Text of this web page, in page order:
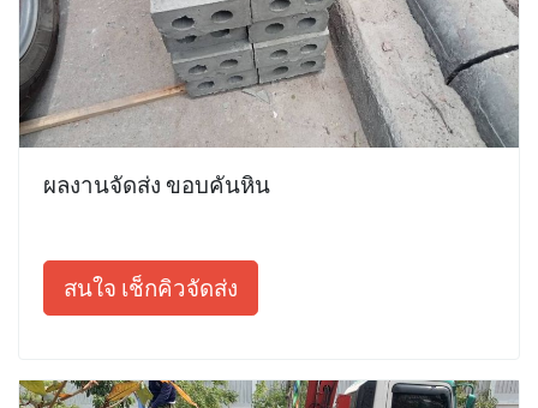
ผลงานจัดส่ง ขอบคันหิน
สนใจ เช็กคิวจัดส่ง